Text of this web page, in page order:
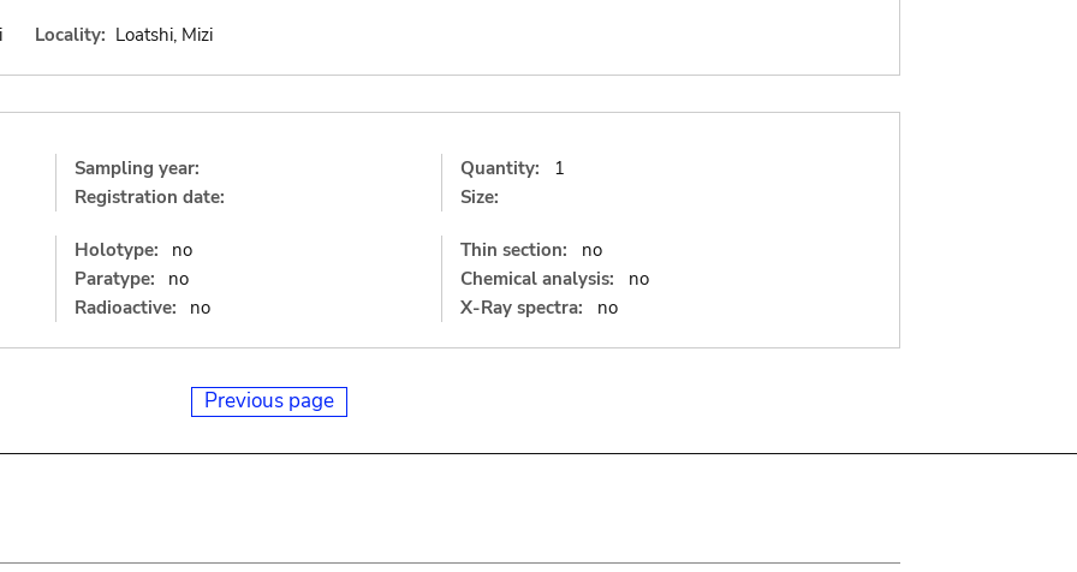
Locality: Loatshi, Mizi
Sampling year:
Registration date:
Quantity:
1
Size:
Holotype:
no
Paratype:
no
Radioactive:
no
Thin section:
no
Chemical analysis:
no
X-Ray spectra:
no
Previous page